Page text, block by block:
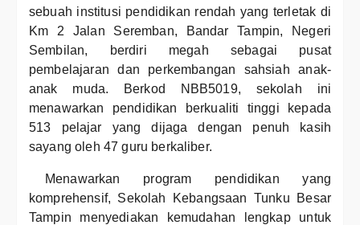
sebuah institusi pendidikan rendah yang terletak di
Km 2 Jalan Seremban, Bandar Tampin, Negeri
Sembilan, berdiri megah sebagai pusat
pembelajaran dan perkembangan sahsiah anak-
anak muda. Berkod NBB5019, sekolah ini
menawarkan pendidikan berkualiti tinggi kepada
513 pelajar yang dijaga dengan penuh kasih
sayang oleh 47 guru berkaliber.
Menawarkan program pendidikan yang
komprehensif, Sekolah Kebangsaan Tunku Besar
Tampin menyediakan kemudahan lengkap untuk